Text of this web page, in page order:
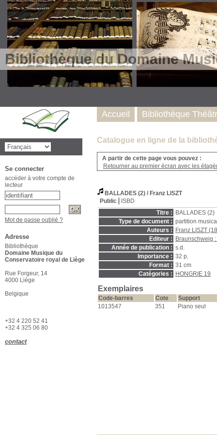
Bibliothèque du Domaine
Catalogue en ligne de la
A partir de cette page vous pouvez :
Retourner au premier écran avec les
BALLADES (2) / Franz LISZT
Public
ISBD
Titre :
BALLADES (2)
Type de document : partition
Auteurs :
Franz LISZT
Editeur :
Braunschweig
Année de publication : s.d.
Importance : 32 p.
Format : 31 cm
Catégories :
HONGRIE 19
Exemplaires
Code-barres Cote
Support
1013547
351 Piano seul
Accueil Bibliothèque
Se connecter
accéder à votre compte de
lecteur
Mot de passe oublié ?
Adresse
Bibliothèque
Domaine Musique du
Conservatoire royal de Liège
Rue Forgeur, 14
4000 Liège
Belgique
+32 4 220 52 41
+32 4 325 06 80
contact